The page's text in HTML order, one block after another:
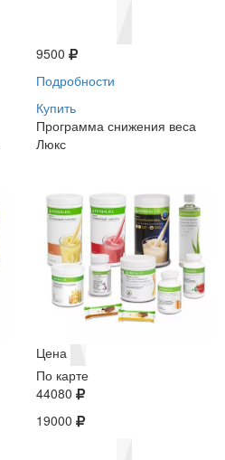
9500
Подробности
Купить
Программа снижения веса
Люкс
Цена
По карте
44080
19000